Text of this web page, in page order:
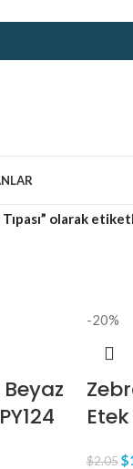
olarak
-20%
Etek
$2.05 $